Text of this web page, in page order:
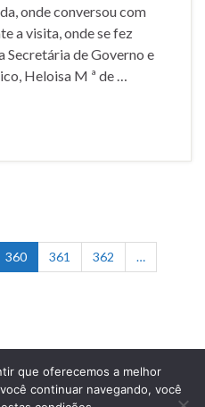
onde conversou com
a visita, onde se fez
Secretária de Governo e
Heloisa M ª de …
360 361 362
…
Gasparian
que oferecemos a melhor
continuar navegando, você